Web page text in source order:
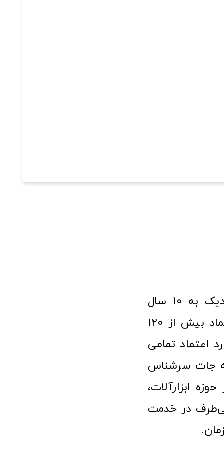
فروشگاه آنلاین ابزار و تجهیزات صنعتی کولیس با افتخار نزدیک به ۱۰ سال
فعالیت در عرصه ابزارآلات و کالاهای صنعتی توانسته مورد اعتماد بیش از ۱۲۰
اعتماد تمامی
جات سرشناس
ابزارآلات،
در خدمت